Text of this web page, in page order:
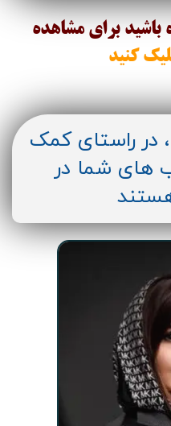
باشید برای مشاهده
کنید
در راستای کمک
های شما در